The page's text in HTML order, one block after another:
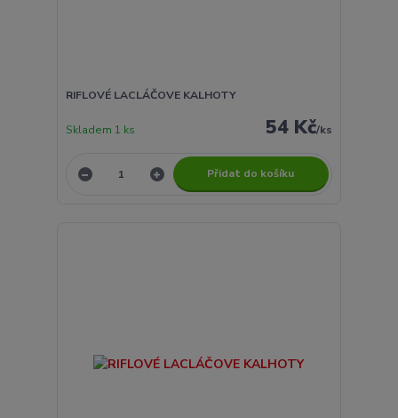
RIFLOVÉ LACLÁČOVE KALHOTY
54 Kč/ks
Skladem 1 ks
Přidat do košíku